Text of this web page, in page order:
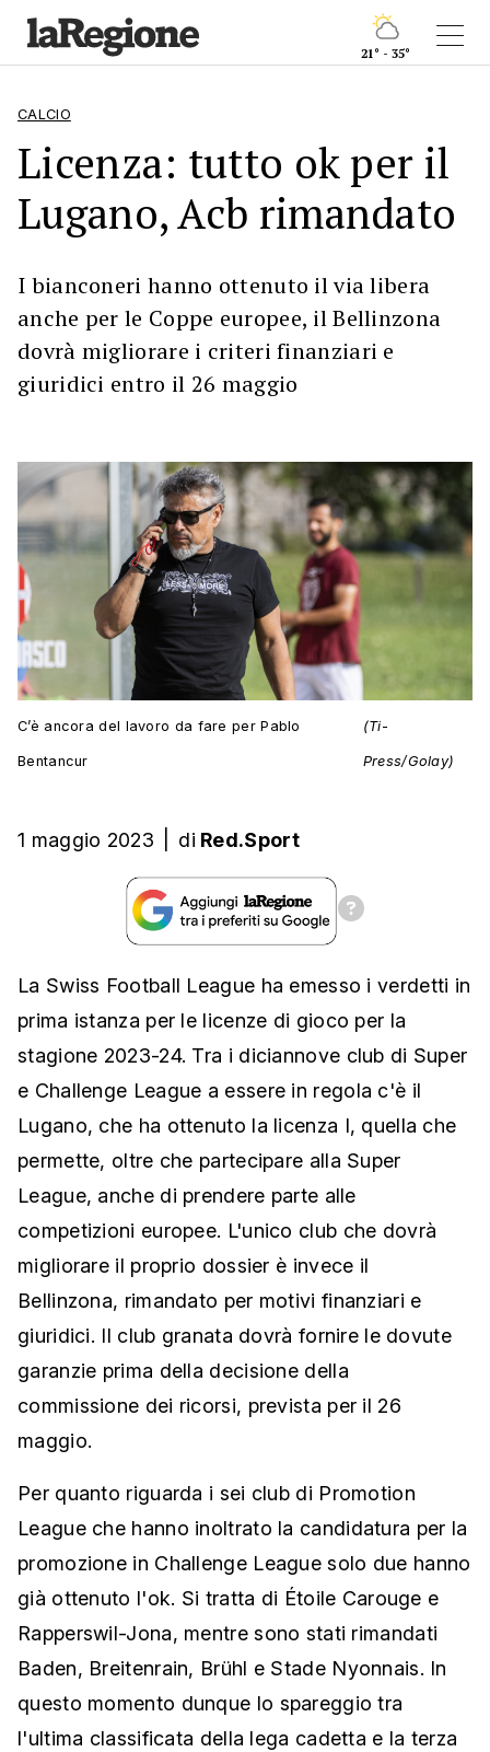
21° - 35°
CALCIO
Licenza: tutto ok per il
Lugano, Acb rimandato
I bianconeri hanno ottenuto il via libera
anche per le Coppe europee, il Bellinzona
dovrà migliorare i criteri finanziari e
giuridici entro il 26 maggio
C’è ancora del lavoro da fare per Pablo
Bentancur
(Ti-
Press/Golay)
1 maggio 2023 di Red.Sport
La Swiss Football League ha emesso i verdetti in
prima istanza per le licenze di gioco per la
stagione 2023-24. Tra i diciannove club di Super
e Challenge League a essere in regola c'è il
Lugano, che ha ottenuto la licenza I, quella che
permette, oltre che partecipare alla Super
League, anche di prendere parte alle
competizioni europee. L'unico club che dovrà
migliorare il proprio dossier è invece il
Bellinzona, rimandato per motivi finanziari e
giuridici. Il club granata dovrà fornire le dovute
garanzie prima della decisione della
commissione dei ricorsi, prevista per il 26
maggio.
Per quanto riguarda i sei club di Promotion
League che hanno inoltrato la candidatura per la
promozione in Challenge League solo due hanno
già ottenuto l'ok. Si tratta di Étoile Carouge e
Rapperswil-Jona, mentre sono stati rimandati
Baden, Breitenrain, Brühl e Stade Nyonnais. In
questo momento dunque lo spareggio tra
l'ultima classificata della lega cadetta e la terza